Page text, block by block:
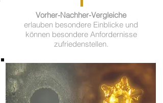
Vorher-Nachher-Vergleiche
erlauben besondere Einblicke und
können besondere Anfordernisse
zufriedenstellen.